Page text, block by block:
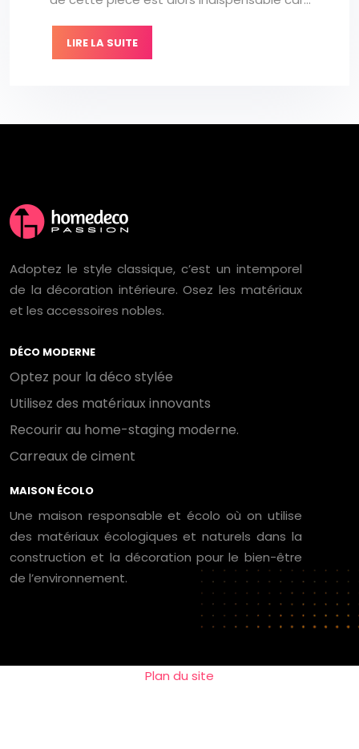
LIRE LA SUITE
Adoptez le style classique, c’est un intemporel
de la décoration intérieure. Osez les matériaux
et les accessoires nobles.
DÉCO MODERNE
Optez pour la déco stylée
Utilisez des matériaux innovants
Recourir au home-staging moderne.
Carreaux de ciment
MAISON ÉCOLO
Une maison responsable et écolo où on utilise
des matériaux écologiques et naturels dans la
construction et la décoration pour le bien-être
de l’environnement.
Plan du site